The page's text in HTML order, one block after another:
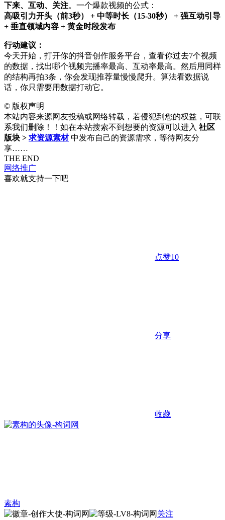
下来、互动、关注。一个爆款视频的公式：
高吸引力开头（前3秒） + 中等时长（15-30秒） + 强互动引导
+ 垂直领域内容 + 黄金时段发布
行动建议：
今天开始，打开你的抖音创作服务平台，查看你过去7个视频
的数据，找出哪个视频完播率最高、互动率最高。然后用同样
的结构再拍3条，你会发现推荐量慢慢爬升。算法看数据说
话，你只需要用数据打动它。
© 版权声明
本站内容来源网友投稿或网络转载，若侵犯到您的权益，可联
系我们删除！！如在本站搜索不到想要的资源可以进入 社区
版块 > 求资源素材 中发布自己的资源需求，等待网友分
享……
THE END
网络推广
喜欢就支持一下吧
点赞10
分享
收藏
素构
关注